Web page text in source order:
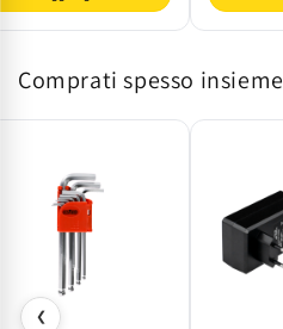
Comprati spesso insieme
❮